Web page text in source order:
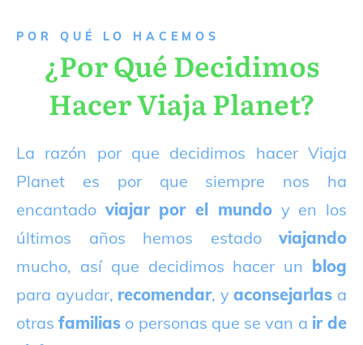
P OR QUÉ LO HACEMOS
¿Por Qué Decidimos
Hacer Viaja Planet?
La razón por que decidimos hacer Viaja
Planet es por que siempre nos ha
encantado viajar por el mundoy en los
últimos años hemos estado viajando
mucho, así que decidimos hacer un blog
para ayudar, recomendar, yaconsejarlas a
otrasfamilias o personas que se van a ir de